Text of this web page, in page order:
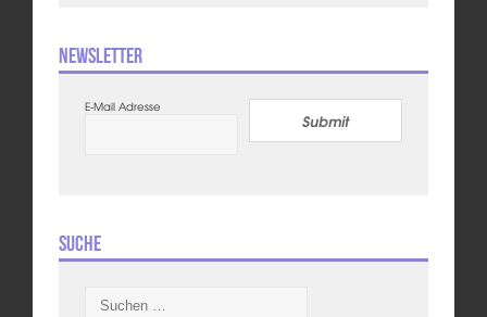
Newsletter
E-Mail Adresse
Submit
Suche
nach: